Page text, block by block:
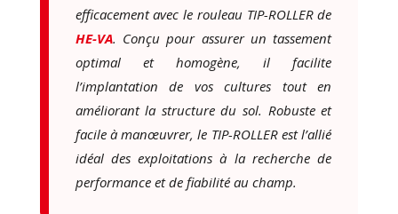
efficacement avec le rouleau TIP-ROLLER de
HE-VA. Conçu pour assurer un tassement
optimal et homogène, il facilite
l’implantation de vos cultures tout en
améliorant la structure du sol. Robuste et
facile à manœuvrer, le TIP-ROLLER est l’allié
idéal des exploitations à la recherche de
performance et de fiabilité au champ.